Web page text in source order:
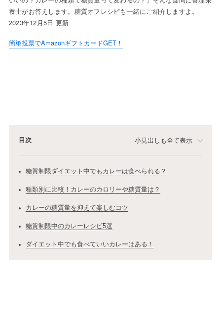
養士がお答えします。糖質オフレシピも一緒にご紹介しますよ。
2023年12月5日 更新
簡単投票でAmazonギフトカードGET！
目次 小見出しも全て表示
糖質制限ダイエット中でもカレーは食べられる？
種類別に比較！カレーのカロリーや糖質量は？
カレーの糖質量を抑えて楽しむコツ
糖質制限中のカレーレシピ5選
ダイエット中でも食べていいカレーはある！